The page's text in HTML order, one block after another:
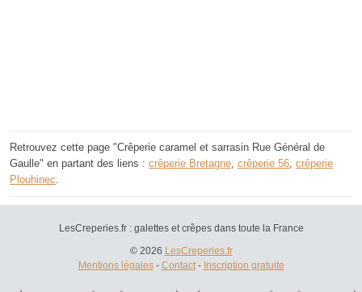
Retrouvez cette page "Crêperie caramel et sarrasin Rue Général de
Gaulle" en partant des liens : crêperie Bretagne crêperie 56 crêperie
Plouhinec
LesCreperies.fr : galettes et crêpes dans toute la France
© 2026 LesCreperies.fr
Mentions légales- Contact- Inscription gratuite